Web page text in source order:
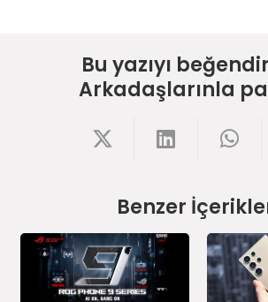
Bu yazıyı
Arkadaşlarınla
Benzer